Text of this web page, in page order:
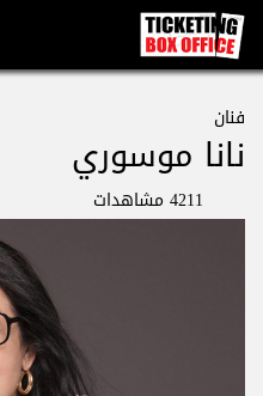
فنان
نانا موسوري
4211 مشاهدات